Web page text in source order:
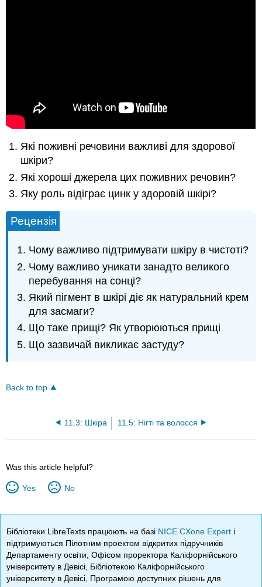
Які поживні речовини важливі для здорової
шкіри?
Які хороші джерела цих поживних речовин?
Яку роль відіграє цинк у здоровій шкірі?
Рецензія
Чому важливо підтримувати шкіру в чистоті?
Чому важливо уникати занадто великого
перебування на сонці?
Який пігмент в шкірі діє як натуральний крем
для засмаги?
Що таке прищі? Як утворюються прищі
Що зазвичай викликає застуду?
Back to top
11.3: Шкіра 11.5: Нігті та волосся
Was this article helpful?
Yes No
Бібліотеки LibreTexts працюють на базі NICE CXone Expert і
підтримуються Пілотним проектом відкритих підручників
Департаменту освіти, Офісом проректора Каліфорнійського
університету в Девісі, Бібліотекою Каліфорнійського
університету в Девісі, Програмою доступних рішень для